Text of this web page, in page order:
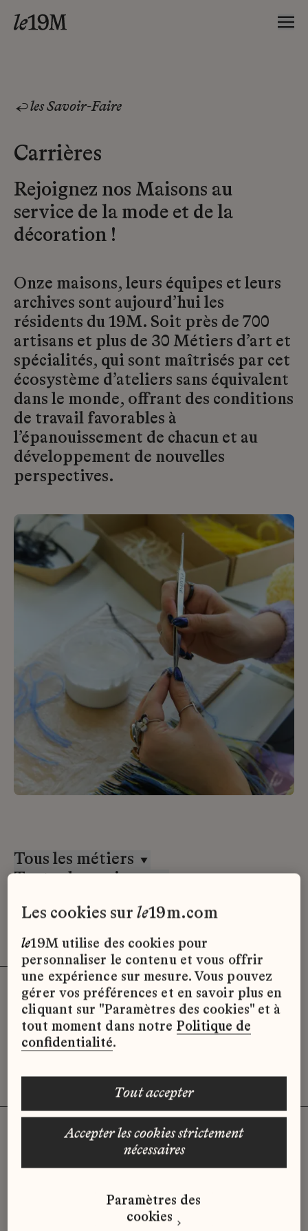
les Savoir-Faire
Carrières
Rejoignez nos Maisons au
service de la mode et de la
décoration !
Onze maisons, leurs équipes et leurs
archives sont aujourd’hui les
résidents du 19M. Soit près de 700
artisans et plus de 30 Métiers d’art et
spécialités, qui sont maîtrisés par cet
écosystème d’ateliers sans équivalent
dans le monde, offrant des conditions
de travail favorables à
l’épanouissement de chacun et au
développement de nouvelles
perspectives.
Tous les métiers
Toutes les maisons
Désolé, il semble qu’il n’y ait pas
d’offres d’emploi disponibles pour le
moment.
Vous n'avez pas trouvé d'offre
qui correspond à votre profil ?
Envoyez-nous votre candidature
les cookies surle19m.com
le19M utilise des cookies pour
personnaliser le contenu et vous offrir
une expérience sur mesure. Vous pouvez
gérer vos préférences et en savoir plus en
cliquant sur "Paramètres des cookies" et à
tout moment dans notre Politique de
confidentialité.
accepter les cookies strictement
nécessaires
tout accepter
Paramètres des
cookies